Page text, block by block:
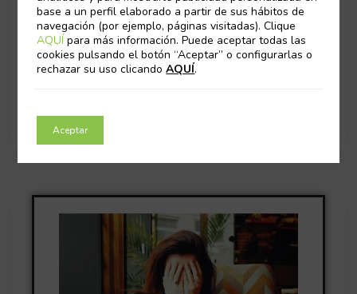
base a un perfil elaborado a partir de sus hábitos de
navegación (por ejemplo, páginas visitadas). Clique
AQUÍpara más información. Puede aceptar todas las
cookies pulsando el botón “Aceptar” o configurarlas o
rechazar su uso clicandoAQUÍ.
Aceptar